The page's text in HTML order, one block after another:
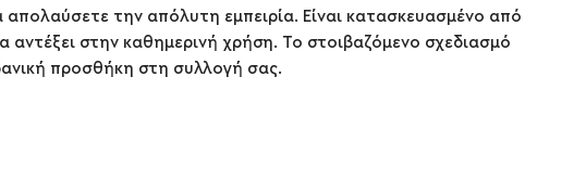
την απόλυτη εμπειρία. Είναι κατασκευασμένο από
αντέξει στην καθημερινή χρήση. Το στοιβαζόμενο σχεδιασμό
προσθήκη στη συλλογή σας.